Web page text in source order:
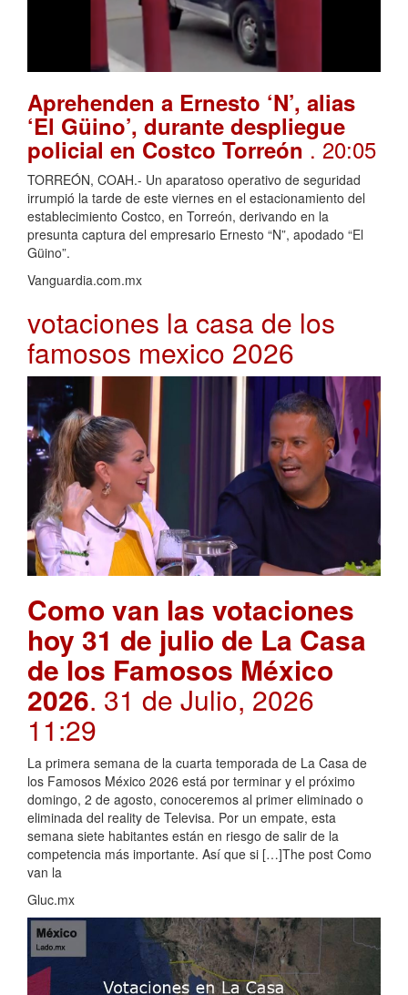
Aprehenden a Ernesto ‘N’, alias
‘El Güino’, durante despliegue
policial en Costco Torreón. 20:05
TORREÓN, COAH.- Un aparatoso operativo de seguridad
irrumpió la tarde de este viernes en el estacionamiento del
establecimiento Costco, en Torreón, derivando en la
presunta captura del empresario Ernesto “N”, apodado “El
Güino”.
Vanguardia.com.mx
votaciones la casa de los
famosos mexico 2026
Como van las votaciones
hoy 31 de julio de La Casa
de los Famosos México
2026. 31 de Julio, 2026
11:29
La primera semana de la cuarta temporada de La Casa de
los Famosos México 2026 está por terminar y el próximo
domingo, 2 de agosto, conoceremos al primer eliminado o
eliminada del reality de Televisa. Por un empate, esta
semana siete habitantes están en riesgo de salir de la
competencia más importante. Así que si […]The post Como
van la
Gluc.mx